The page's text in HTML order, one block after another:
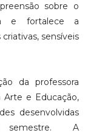
sobre o
e fortalece a
sensíveis
da professora
Arte e Educação,
desenvolvidas
semestre. A